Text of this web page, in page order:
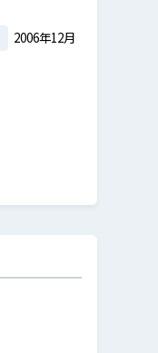
2006年12月